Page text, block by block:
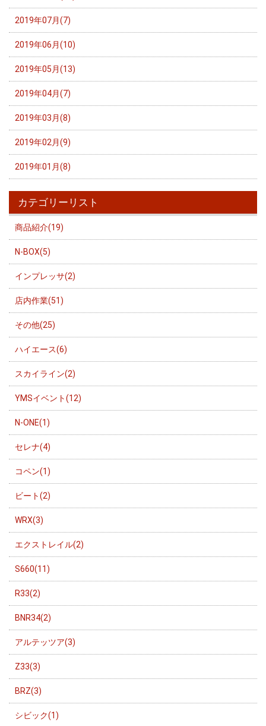
2019年07月(7)
2019年06月(10)
2019年05月(13)
2019年04月(7)
2019年03月(8)
2019年02月(9)
2019年01月(8)
カテゴリーリスト
商品紹介(19)
N-BOX(5)
インプレッサ(2)
店内作業(51)
その他(25)
ハイエース(6)
スカイライン(2)
YMSイベント(12)
N-ONE(1)
セレナ(4)
コペン(1)
ビート(2)
WRX(3)
エクストレイル(2)
S660(11)
R33(2)
BNR34(2)
アルテッツア(3)
Z33(3)
BRZ(3)
シビック(1)